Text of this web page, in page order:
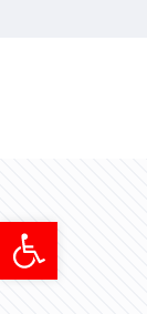
Ouvrir la barre d’outils